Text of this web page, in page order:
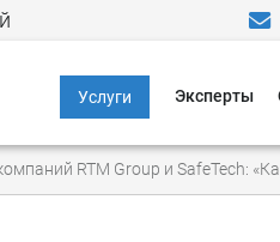
Услуги
Информационная
безопасность
Эксперты
RTM Group и SafeTech: